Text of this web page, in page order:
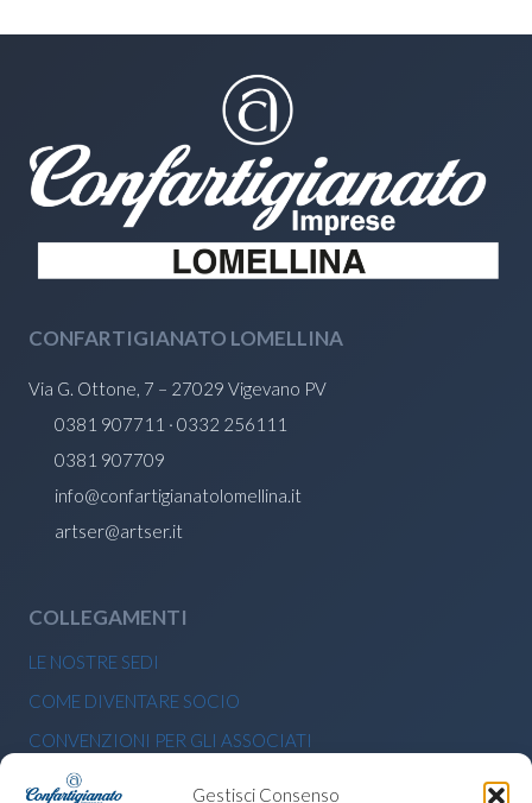
Gestisci Consenso
CONFARTIGIANATO LOMELLINA
Via G. Ottone, 7 – 27029 Vigevano PV
0381 907711 · 0332 256111
0381 907709
info@confartigianatolomellina.it
artser@artser.it
COLLEGAMENTI
LE NOSTRE SEDI
COME DIVENTARE SOCIO
CONVENZIONI PER GLI ASSOCIATI
BANDI E CONTRIBUTI ECONOMICI